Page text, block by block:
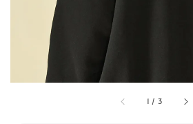
1 / 3